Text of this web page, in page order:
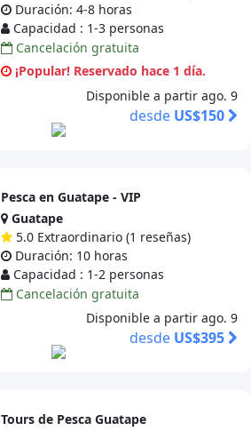
Duración: 4-8 horas
Capacidad : 1-3 personas
Cancelación gratuita
¡Popular! Reservado hace 1 día.
Disponible a partir ago. 9
desde US$150
Pesca en Guatape - VIP
Guatape
5.0 Extraordinario (1 reseñas)
Duración: 10 horas
Capacidad : 1-2 personas
Cancelación gratuita
Disponible a partir ago. 9
desde US$395
Tours de Pesca Guatape